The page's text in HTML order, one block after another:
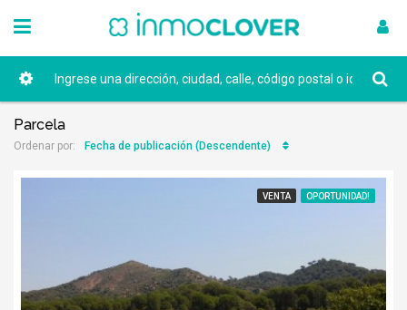
Parcela
Ordenar por: Fecha de publicación (Descendente)
VENTA OPORTUNIDAD!